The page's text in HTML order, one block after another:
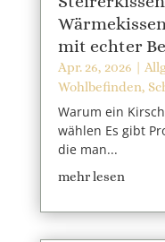
mit echter
Apr. 26, 2026 |
Wohlbefinden,
Warum ein
wählen Es gibt
die man...
mehr lesen